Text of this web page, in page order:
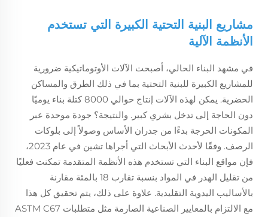
مشاريع البنية التحتية الكبيرة التي تستخدم
الأنظمة الآلية
في مشهد البناء الحالي، أصبحت الآلات الأوتوماتيكية ضرورية
للمشاريع الكبيرة للبنية التحتية بما في ذلك الطرق والمساكن
الحضرية. يمكن لهذه الآلات إنتاج حوالي 8000 كتلة بناء يوميًا
دون الحاجة إلى تدخل بشري كبير. والنتيجة؟ جودة موحدة عبر
المكونات الحرجة بدءًا من جدران الأساس وصولاً إلى بلوكات
الرصف. وفقًا لأحدث الأبحاث التي أجراها تشين في عام 2023،
فإن مواقع البناء التي تستخدم هذه الأنظمة المتقدمة تمكنت فعليًا
من تقليل الهدر في المواد بنسبة تقارب 18 بالمئة مقارنة
بالأساليب اليدوية التقليدية. علاوة على ذلك، يتم تحقيق كل هذا
مع الالتزام بالمعايير الصناعية الصارمة مثل متطلبات ASTM C67